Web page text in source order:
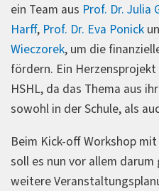
ein Team aus Prof. Dr. Julia
Harff, Prof. Dr. Eva Ponick
Wieczorek, um die
fördern. Ein
HSHL, da das Thema aus
sowohl in der Schule, als
Beim Kick-off Workshop
soll es nun vor allem
weitere